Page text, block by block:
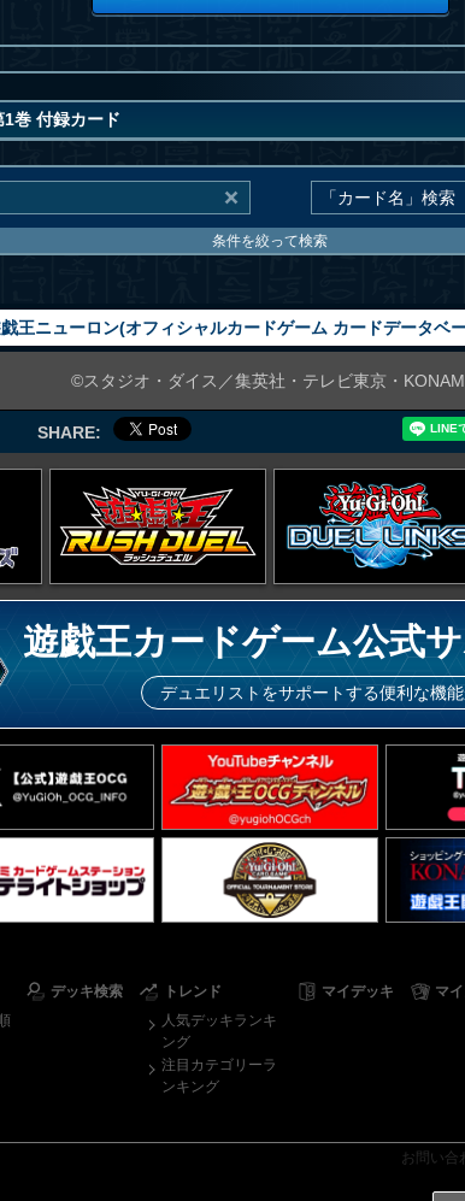
巻 付録カード
条件を絞って検索
王ニューロン(オフィシャルカードゲーム カードデータベ
©スタジオ・ダイス／集英社・テレビ東京・
SHARE:
遊戯王カードゲーム公式
デュエリストをサポートする便利な機能
デッキ検索
トレンド
人気デッキランキ
ング
注目カテゴリーラ
ンキング
マイデッキ マ
お問い合